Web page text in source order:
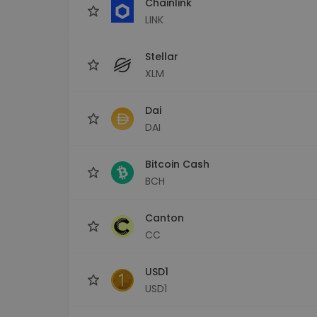
LINK
Stellar
XLM
Dai
DAI
Bitcoin Cash
BCH
Canton
CC
USD1
USD1